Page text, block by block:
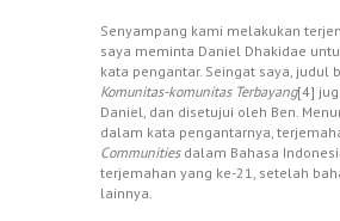
Senyampang kami melakukan
saya meminta Daniel Dhakidae
kata pengantar. Seingat saya, judul
Komunitas-komunitas Terbayang[4]
Daniel, dan disetujui oleh Ben.
dalam kata pengantarnya,
Communitiesdalam Bahasa
terjemahan yang ke-21, setelah
lainnya.